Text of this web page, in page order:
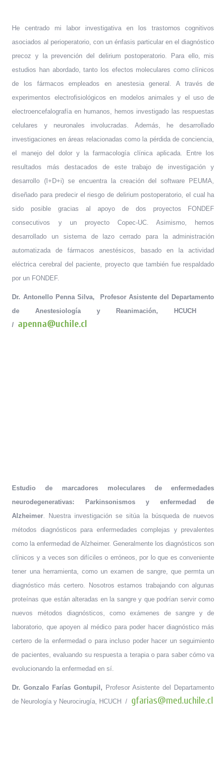
He centrado mi labor investigativa en los trastornos cognitivos
asociados al perioperatorio, con un énfasis particular en el diagnóstico
precoz y la prevención del delirium postoperatorio. Para ello, mis
estudios han abordado, tanto los efectos moleculares como clínicos
de los fármacos empleados en anestesia general. A través de
experimentos electrofisiológicos en modelos animales y el uso de
electroencefalografía en humanos, hemos investigado las respuestas
celulares y neuronales involucradas. Además, he desarrollado
investigaciones en áreas relacionadas como la pérdida de conciencia,
el manejo del dolor y la farmacología clínica aplicada. Entre los
resultados más destacados de este trabajo de investigación y
desarrollo (I+D+i) se encuentra la creación del software PEUMA,
diseñado para predecir el riesgo de delirium postoperatorio, el cual ha
sido posible gracias al apoyo de dos proyectos FONDEF
consecutivos y un proyecto Copec-UC. Asimismo, hemos
desarrollado un sistema de lazo cerrado para la administración
automatizada de fármacos anestésicos, basado en la actividad
eléctrica cerebral del paciente, proyecto que también fue respaldado
por un FONDEF.
Dr. Antonello Penna Silva, Profesor Asistente del Departamento
de Anestesiología y Reanimación, HCUCH
/ apenna@uchile.cl
Estudio de marcadores moleculares de enfermedades
neurodegenerativas: Parkinsonismos y enfermedad de
Alzheimer . Nuestra investigación se sitúa la búsqueda de nuevos
métodos diagnósticos para enfermedades complejas y prevalentes
como la enfermedad de Alzheimer. Generalmente los diagnósticos son
clínicos y a veces son difíciles o erróneos, por lo que es conveniente
tener una herramienta, como un examen de sangre, que permta un
diagnóstico más certero. Nosotros estamos trabajando con algunas
proteínas que están alteradas en la sangre y que podrían servir como
nuevos métodos diagnósticos, como exámenes de sangre y de
laboratorio, que apoyen al médico para poder hacer diagnóstico más
certero de la enfermedad o para incluso poder hacer un seguimiento
de pacientes, evaluando su respuesta a terapia o para saber cómo va
evolucionando la enfermedad en sí.
Dr. Gonzalo Farías Gontupil, Profesor Asistente del Departamento
de Neurología y Neurocirugía, HCUCH / gfarias@med.uchile.cl